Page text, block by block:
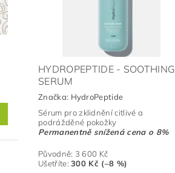
HYDROPEPTIDE - SOOTHING
SERUM
Značka: HydroPeptide
Sérum pro zklidnění citlivé a
podrážděné pokožky
Permanentně snížená cenao 8%
Původně: 3 600 Kč
Ušetříte:300 Kč (–8 %)